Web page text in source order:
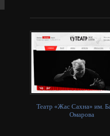
Театр «Жас Сахна» им.
Омарова